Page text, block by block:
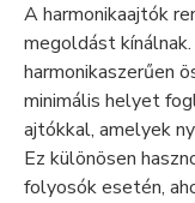
A harmonikaajtók
megoldást
harmonikaszerűen
minimális helyet
ajtókkal, amelyek
Ez különösen
folyosók esetén,